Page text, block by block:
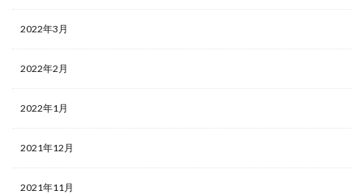
2022年3月
2022年2月
2022年1月
2021年12月
2021年11月